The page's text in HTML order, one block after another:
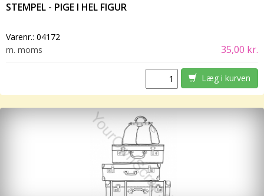
STEMPEL - PIGE I HEL FIGUR
Varenr.: 04172
m. moms
35,00 kr.
Læg i kurven